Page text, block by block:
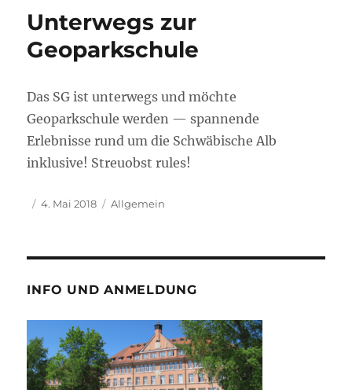
Unterwegs zur
Geoparkschule
Das SG ist unterwegs und möchte
Geoparkschule werden — spannende
Erlebnisse rund um die Schwäbische Alb
inklusive! Streuobst rules!
Autor
Veröffentlicht
4. Mai 2018 Kategorien
Allgemein
INFO UND ANMELDUNG